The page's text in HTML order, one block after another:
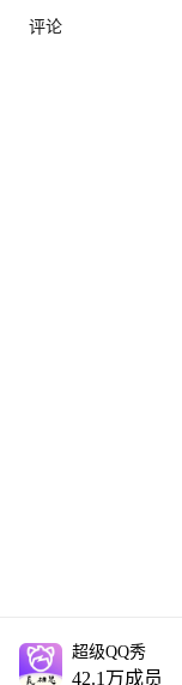
评论
超级QQ秀
42.1万成员